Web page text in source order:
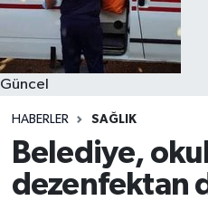
Güncel
HABERLER SAĞLIK
Belediye,
dezenfektan
Tüm Manşetler
Son Dakika Haberleri
Haber Arşivi